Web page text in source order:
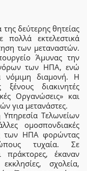
δεύτερης θητείας
εκτελεστικά
των μεταναστών.
Άμυνας την
των ΗΠΑ, ενώ
νόμιμη διαμονή. Η
διακινητές
Οργανώσεις» και
για μετανάστες.
Τελωνείων
ομοσπονδιακές
των ΗΠΑ φορώντας
τυχαία. Σε
πράκτορες, έκαναν
σχολεία,